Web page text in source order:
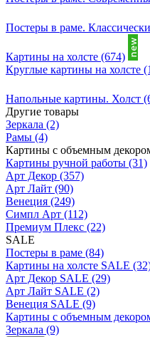
Постеры в раме.
Картины на холсте (674)
Круглые картины на холсте
Напольные картины. Холст
Другие товары
Зеркала (2)
Рамы (4)
Картины с объемным
Картины ручной работы (31)
Арт Декор (357)
Арт Лайт (90)
Венеция (249)
Симпл Арт (112)
Премиум Плекс (22)
SALE
Постеры в раме (84)
Картины на холсте SALE
Арт Декор SALE (29)
Арт Лайт SALE (2)
Венеция SALE (9)
Картины с объемным
Зеркала (9)